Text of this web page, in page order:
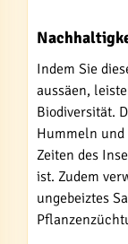
Indem Sie
aussäen,
Biodiversität.
Hummeln und
Zeiten des
ist. Zudem
ungebeiztes